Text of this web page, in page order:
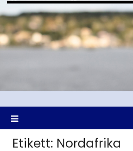
Etikett: Nordafrika